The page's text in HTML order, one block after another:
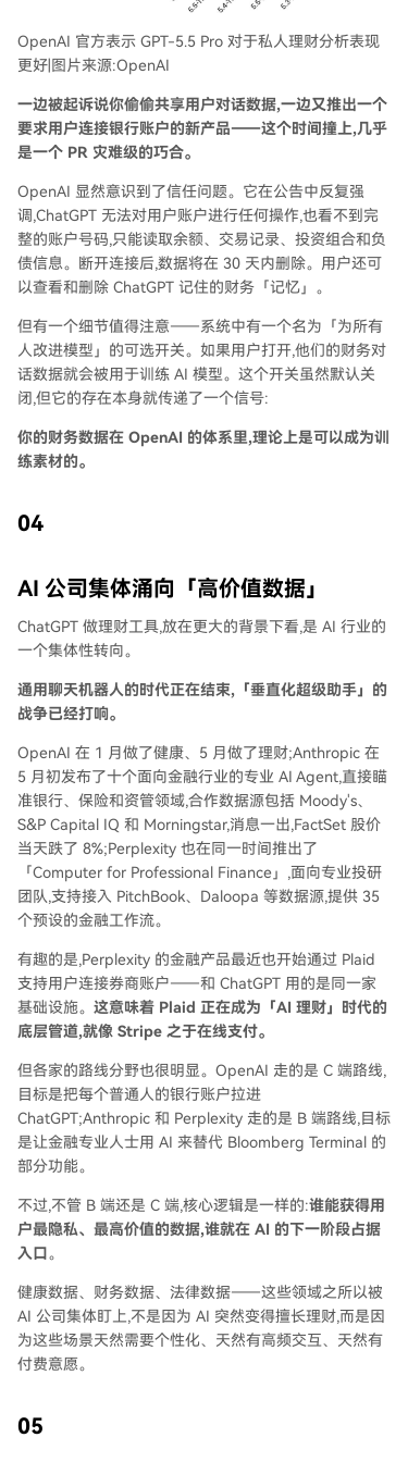
OpenAI 官方表示 GPT-5.5 Pro 对于私人理财分析表现
更好|图片来源:OpenAI
一边被起诉说你偷偷共享用户对话数据,一边又推出一个
要求用户连接银行账户的新产品——这个时间撞上,几乎
是一个 PR 灾难级的巧合。
OpenAI 显然意识到了信任问题。它在公告中反复强
调,ChatGPT 无法对用户账户进行任何操作,也看不到完
整的账户号码,只能读取余额、交易记录、投资组合和负
债信息。断开连接后,数据将在 30 天内删除。用户还可
以查看和删除 ChatGPT 记住的财务「记忆」。
但有一个细节值得注意——系统中有一个名为「为所有
人改进模型」的可选开关。如果用户打开,他们的财务对
话数据就会被用于训练 AI 模型。这个开关虽然默认关
闭,但它的存在本身就传递了一个信号:
你的财务数据在 OpenAI 的体系里,理论上是可以成为训
练素材的。
04
AI 公司集体涌向「高价值数据」
ChatGPT 做理财工具,放在更大的背景下看,是 AI 行业的
一个集体性转向。
通用聊天机器人的时代正在结束,「垂直化超级助手」的
战争已经打响。
OpenAI 在 1 月做了健康、5 月做了理财;Anthropic 在
5 月初发布了十个面向金融行业的专业 AI Agent,直接瞄
准银行、保险和资管领域,合作数据源包括 Moody's、
S&P Capital IQ 和 Morningstar,消息一出,FactSet 股价
当天跌了 8%;Perplexity 也在同一时间推出了
「Computer for Professional Finance」,面向专业投研
团队,支持接入 PitchBook、Daloopa 等数据源,提供 35
个预设的金融工作流。
有趣的是,Perplexity 的金融产品最近也开始通过 Plaid
支持用户连接券商账户——和 ChatGPT 用的是同一家
基础设施。 这意味着 Plaid 正在成为「AI 理财」时代的
底层管道,就像 Stripe 之于在线支付。
但各家的路线分野也很明显。OpenAI 走的是 C 端路线,
目标是把每个普通人的银行账户拉进
ChatGPT;Anthropic 和 Perplexity 走的是 B 端路线,目标
是让金融专业人士用 AI 来替代 Bloomberg Terminal 的
部分功能。
不过,不管 B 端还是 C 端,核心逻辑是一样的:谁能获得用
户最隐私、最高价值的数据,谁就在 AI 的下一阶段占据
入口。
健康数据、财务数据、法律数据——这些领域之所以被
AI 公司集体盯上,不是因为 AI 突然变得擅长理财,而是因
为这些场景天然需要个性化、天然有高频交互、天然有
付费意愿。
05